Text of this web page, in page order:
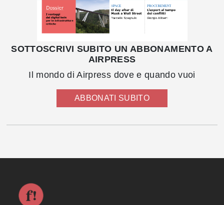
SOTTOSCRIVI SUBITO UN ABBONAMENTO A
AIRPRESS
Il mondo di Airpress dove e quando vuoi
ABBONATI SUBITO